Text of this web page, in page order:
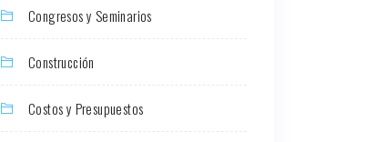
Congresos y Seminarios
Construcción
Costos y Presupuestos